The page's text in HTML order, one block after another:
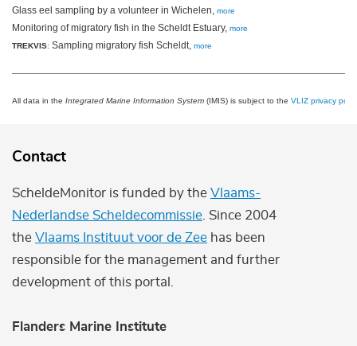
Glass eel sampling by a volunteer in Wichelen, more
Monitoring of migratory fish in the Scheldt Estuary, more
TREKVIS: Sampling migratory fish Scheldt, more
All data in the Integrated Marine Information System (IMIS) is subject to the VLIZ privacy
Contact
ScheldeMonitor is funded by the Vlaams-
Nederlandse Scheldecommissie . Since 2004
the Vlaams Instituut voor de Zee has been
responsible for the management and further
development of this portal.
Flanders Marine Institute